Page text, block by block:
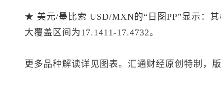
★ 美元/墨比索 USD/MXN的“日图PP”显示：
大覆盖区间为17.1411-17.4732。
更多品种解读详见图表。汇通财经原创特制，